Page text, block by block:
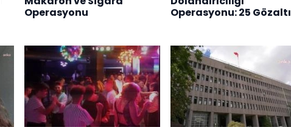
Operasyonu
Operasyonu: 25 Gözaltı